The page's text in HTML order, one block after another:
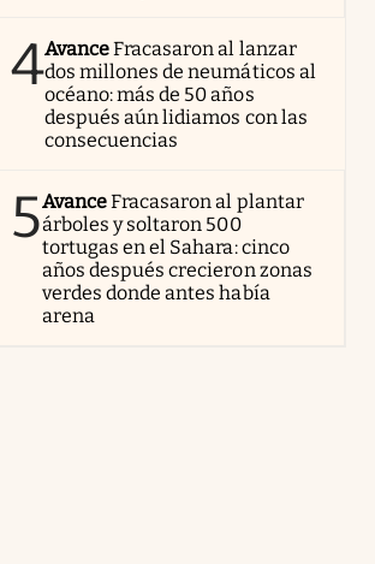
4AvanceFracasaron al lanzar
dos millones de neumáticos al
océano: más de 50 años
después aún lidiamos con las
consecuencias
5AvanceFracasaron al plantar
árboles y soltaron 500
tortugas en el Sahara: cinco
años después crecieron zonas
verdes donde antes había
arena